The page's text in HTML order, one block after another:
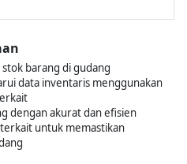
barang di gudang
data inventaris menggunakan
dengan akurat dan efisien
untuk memastikan